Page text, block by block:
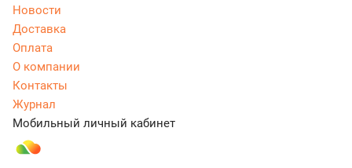
Новости
Доставка
Оплата
О компании
Контакты
Журнал
Мобильный личный кабинет